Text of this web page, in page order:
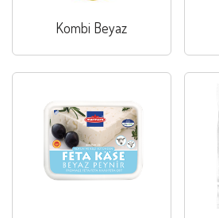
Kombi Beyaz